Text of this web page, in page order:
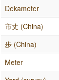
Dekameter
市丈 (China)
步 (China)
Meter